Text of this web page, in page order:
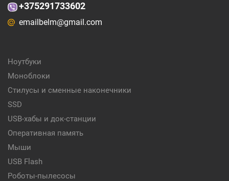
+375291733602
emailbelm@gmail.com
Ноутбуки
Моноблоки
Стилусы и сменные наконечники
SSD
USB-хабы и док-станции
Оперативная память
Мыши
USB Flash
Роботы-пылесосы